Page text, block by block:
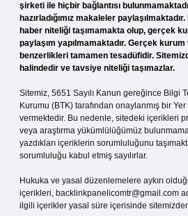
şirketi ile hiçbir bağlantısı
hazırladığımız makaleler
haber niteliği taşımamakta olup, gerçek
paylaşım yapılmamaktadır. Gerçek
benzerlikleri tamamen tesadüfidir.
halindedir ve tavsiye niteliği taşımazlar.
Sitemiz, 5651 Sayılı Kanun gereğince Bilgi
Kurumu (BTK) tarafından onaylanmış bir
vermektedir. Bu nedenle, sitedeki içerikleri
veya araştırma yükümlülüğümüz
yazdıkları içeriklerin sorumluluğunu
sorumluluğu kabul etmiş sayılırlar.
Hukuka ve yasal düzenlemelere aykırı
içerikleri, backlinkpanelicomtr@gmail.com
ilgili içerikler yasal süre içerisinde sitemizden